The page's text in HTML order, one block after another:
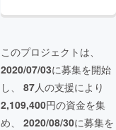
このプロジェクトは、
2020/07/03に募集を開始
し、 87人の支援により
2,109,400円の資金を集
め、 2020/08/30に募集を